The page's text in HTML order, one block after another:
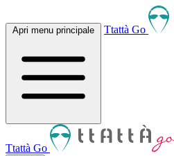
Apri menu principale Ttattà Go
Ttattà Go